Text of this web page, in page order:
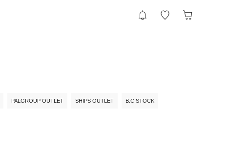
PALGROUP OUTLET SHIPS OUTLET B.C STOCK